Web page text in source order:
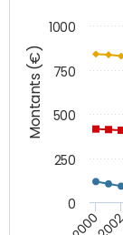
Montants (€)
2000
0
250
500
750
1000